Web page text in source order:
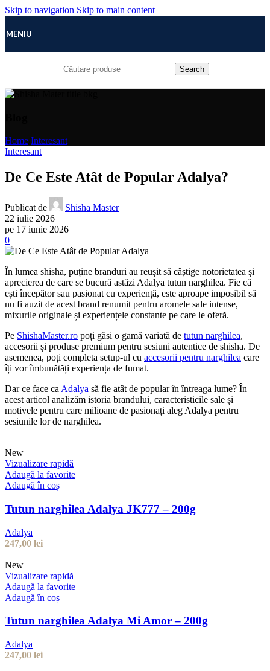
Skip to navigation Skip to main content
MENIU
Search
Home Interesant
Interesant
De Ce Este Atât de Popular Adalya?
Publicat de
Shisha Master
22 iulie 2026
pe 17 iunie 2026
0
În lumea shisha, puține branduri au reușit să câștige notorietatea și
aprecierea de care se bucură astăzi Adalya tutun narghilea. Fie că
ești începător sau pasionat cu experiență, este aproape imposibil să
nu fi auzit de acest brand renumit pentru aromele sale intense,
mixurile originale și experiențele constante pe care le oferă.
Pe ShishaMaster.ro poți găsi o gamă variată de tutun narghilea,
accesorii și produse premium pentru sesiuni autentice de shisha. De
asemenea, poți completa setup-ul cu accesorii pentru narghilea care
îți vor îmbunătăți experiența de fumat.
Dar ce face ca Adalya să fie atât de popular în întreaga lume? În
acest articol analizăm istoria brandului, caracteristicile sale și
motivele pentru care milioane de pasionați aleg Adalya pentru
sesiunile lor de narghilea.
New
Vizualizare rapidă
Adaugă la favorite
Adaugă în coș
Tutun narghilea Adalya JK777 – 200g
Adalya
247,00 lei
New
Vizualizare rapidă
Adaugă la favorite
Adaugă în coș
Tutun narghilea Adalya Mi Amor – 200g
Adalya
247,00 lei